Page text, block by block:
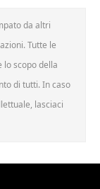
da altri
Tutte le
lo scopo della
di tutti. In caso
lasciaci